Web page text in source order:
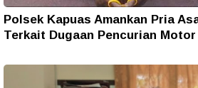
Polsek Kapuas Amankan Pria
Terkait Dugaan Pencurian Motor